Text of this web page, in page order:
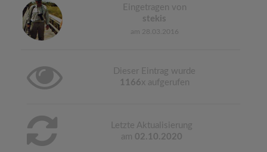
Eingetragen von
stekis
am 28.03.2016
Dieser Eintrag wurde
1166x aufgerufen
Letzte Aktualisierung
am 02.10.2020
o
n